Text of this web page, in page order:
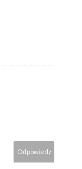
Odpowiedz